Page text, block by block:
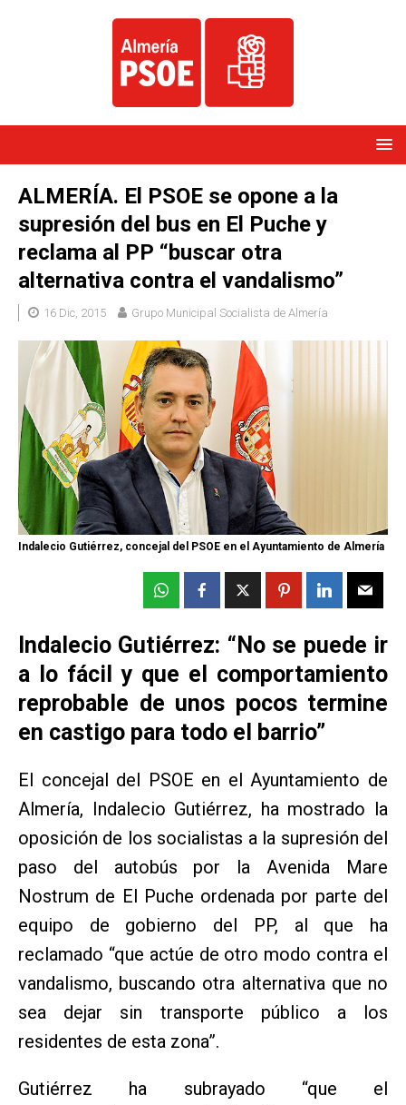
ALMERÍA. El PSOE se opone a la
supresión del bus en El Puche y
reclama al PP “buscar otra
alternativa contra el vandalismo”
16 Dic, 2015 Grupo Municipal Socialista de Almería
Indalecio Gutiérrez, concejal del PSOE en el Ayuntamiento de Almería
Indalecio Gutiérrez: “No se puede ir
a lo fácil y que el comportamiento
reprobable de unos pocos termine
en castigo para todo el barrio”
El concejal del PSOE en el Ayuntamiento de
Almería, Indalecio Gutiérrez, ha mostrado la
oposición de los socialistas a la supresión del
paso del autobús por la Avenida Mare
Nostrum de El Puche ordenada por parte del
equipo de gobierno del PP, al que ha
reclamado “que actúe de otro modo contra el
vandalismo, buscando otra alternativa que no
sea dejar sin transporte público a los
residentes de esta zona”.
Gutiérrez ha subrayado “que el